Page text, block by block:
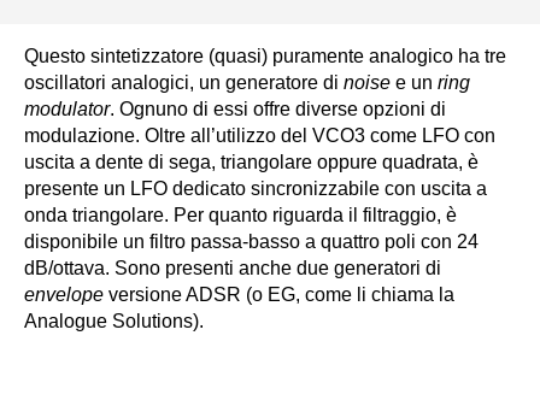
Questo sintetizzatore (quasi) puramente analogico ha tre
oscillatori analogici, un generatore di noise e un ring
modulator. Ognuno di essi offre diverse opzioni di
modulazione. Oltre all’utilizzo del VCO3 come LFO con
uscita a dente di sega, triangolare oppure quadrata, è
presente un LFO dedicato sincronizzabile con uscita a
onda triangolare. Per quanto riguarda il filtraggio, è
disponibile un filtro passa-basso a quattro poli con 24
dB/ottava. Sono presenti anche due generatori di
envelope versione ADSR (o EG, come li chiama la
Analogue Solutions).